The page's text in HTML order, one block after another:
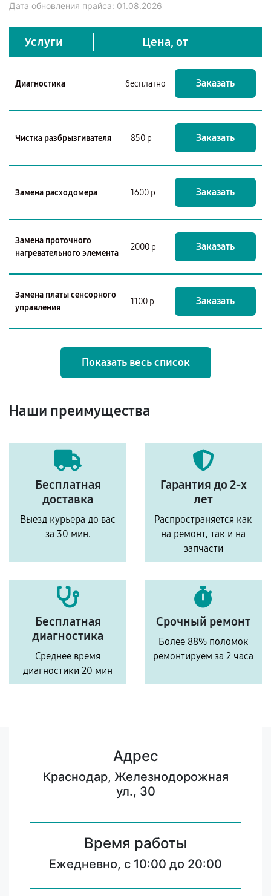
Дата обновления прайса: 01.08.2026
Услуги Цена, от
Диагностика бесплатно Заказать
Чистка разбрызгивателя 850 р Заказать
Замена расходомера 1600 р Заказать
Замена проточного
нагревательного элемента
2000 р Заказать
Замена платы сенсорного
управления
1100 р Заказать
Показать весь список
Наши преимущества
Бесплатная
доставка
Выезд курьера до вас
за 30 мин.
Гарантия до 2-х
лет
Распространяется как
на ремонт, так и на
запчасти
Бесплатная
диагностика
Среднее время
диагностики 20 мин
Срочный ремонт
Более 88% поломок
ремонтируем за 2 часа
Адрес
Краснодар, Железнодорожная
ул., 30
Время работы
Ежедневно, с 10:00 до 20:00